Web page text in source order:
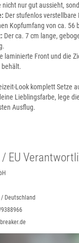
nicht nur gut aussieht,
Der stufenlos
Kopfumfang von ca. 56
Der ca. 7 cm lange,
laminierte Front und die
behält.
Look komplett Setze
Lieblingsfarbe, lege
Ausflug.
EU
Deutschland